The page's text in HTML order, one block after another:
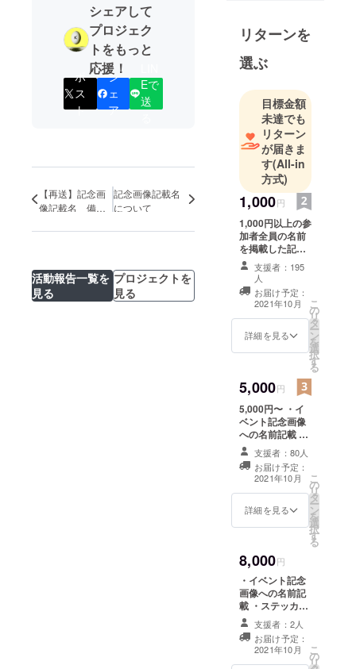
シェアして
プロジェク
トをもっと
応援！
ポ
ス
ト
シ
ェ
ア
Eで
送
【再送】記念画
像記載名 備考
た名前
記念画像記載名
について
活動報告一覧を
見る
プロジェクトを
見る
リターンを
選ぶ
目標金額
未達でも
リターン
が届きま
す(All-in
方式)
1,000円
1,000円以上の参
加者全員の名前
を掲載した記念
画像を作成しま
す。 ・イベント
記念画像への名
前記載
支援者：195
人
お届け予定：
2021年10月
詳細を見る
こ
の
リ
タ
ー
ン
を
選
択
す
る
5,000円
5,000円〜 ・イ
ベント記念画像
への名前記載 ・
ステッカーシー
ルデータ ・カッ
プホルダーデザ
インデータ ・サ
ンキューカード
データ 以上を
支援者：80人
お届け予定：
2021年10月
詳細を見る
こ
の
リ
タ
ー
ン
を
選
択
す
る
8,000円
・イベント記念
画像への名前記
載 ・ステッカー
シール送付 ・缶
バッジ送付 ・
カップホルダー
デザインデータ
支援者：2人
お届け予定：
2021年10月
こ
の
リ